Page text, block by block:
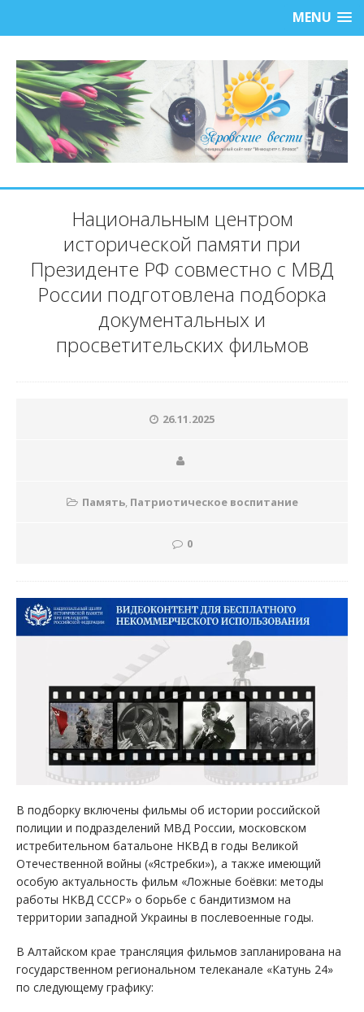
MENU
Национальным центром
исторической памяти при
Президенте РФ совместно с МВД
России подготовлена подборка
документальных и
просветительских фильмов
26.11.2025
Память, Патриотическое воспитание
0
В подборку включены фильмы об истории российской
полиции и подразделений МВД России, московском
истребительном батальоне НКВД в годы Великой
Отечественной войны («Ястребки»), а также имеющий
особую актуальность фильм «Ложные боёвки: методы
работы НКВД СССР» о борьбе с бандитизмом на
территории западной Украины в послевоенные годы.
В Алтайском крае трансляция фильмов запланирована на
государственном региональном телеканале «Катунь 24»
по следующему графику: